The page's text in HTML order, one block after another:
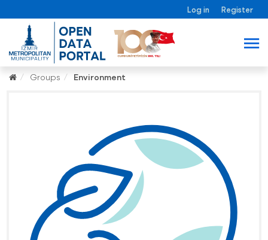
Log in Register
Groups Environment